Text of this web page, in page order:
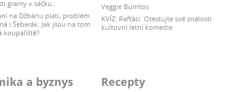
gramy v sáčku…
na Džbánu platí, problém
i Šeberák: Jak jsou na tom
koupaliště?
Veggie Burritos
KVÍZ: Rafťáci. Otestujte své znalosti
kultovní letní komedie
a byznys Recepty